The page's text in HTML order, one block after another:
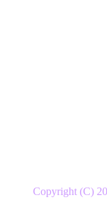
Copyright (C)